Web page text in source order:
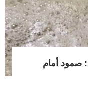
صمود أمام